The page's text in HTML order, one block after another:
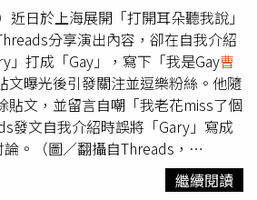
近日於上海展開「打開耳朵聽我說」
分享演出內容，卻在自我介紹
」打成「Gay」，寫下「我是Gay曹
文曝光後引發關注並逗樂粉絲。他隨
貼文，並留言自嘲「我老花miss了個
發文自我介紹時誤將「Gary」寫成
論。（圖／翻攝自Threads，
出道20年的金曲歌王近期展開全新巡
，並於2026年在上海舉行首場演
繼續閱讀